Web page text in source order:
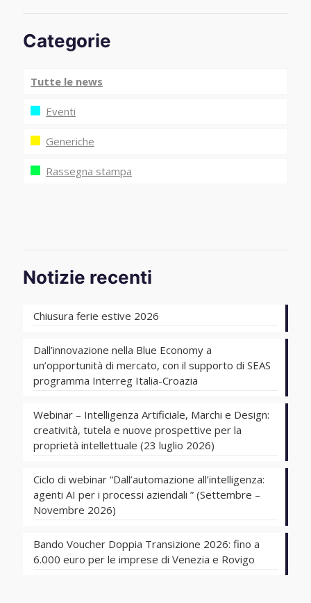
Categorie
Tutte le news
Eventi
Generiche
Rassegna stampa
Notizie recenti
Chiusura ferie estive 2026
Dall’innovazione nella Blue Economy a
un’opportunità di mercato, con il supporto di SEAS
programma Interreg Italia-Croazia
Webinar – Intelligenza Artificiale, Marchi e Design:
creatività, tutela e nuove prospettive per la
proprietà intellettuale (23 luglio 2026)
Ciclo di webinar “Dall’automazione all’intelligenza:
agenti AI per i processi aziendali ” (Settembre –
Novembre 2026)
Bando Voucher Doppia Transizione 2026: fino a
6.000 euro per le imprese di Venezia e Rovigo